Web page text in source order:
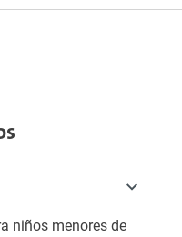
niños menores de